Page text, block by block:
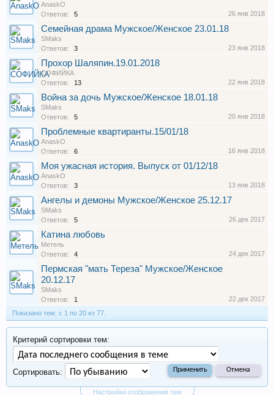
AnaskO
Ответов:
5 26 янв 2018
Семейная драма Мужское/Женское 23.01.18
SMaks
Ответов:
3 23 янв 2018
Прохор Шаляпин.19.01.2018
СОФИЙКА
Ответов:
13 22 янв 2018
Война за дочь Мужское/Женское 18.01.18
SMaks
Ответов:
5 20 янв 2018
Проблемные квартиранты.15/01/18
AnaskO
Ответов:
6 16 янв 2018
Моя ужасная история. Выпуск от 01/12/18
AnaskO
Ответов:
3 13 янв 2018
Ангелы и демоны Мужское/Женское 25.12.17
SMaks
Ответов:
5 26 дек 2017
Катина любовь
Метель
Ответов:
4 24 дек 2017
Пермская "мать Тереза" Мужское/Женское
20.12.17
SMaks
Ответов:
1
22 дек 2017
Показано тем: с 1 по 20 из 77.
Настройки отображения тем
Критерий сортировки тем:
Сортировать: